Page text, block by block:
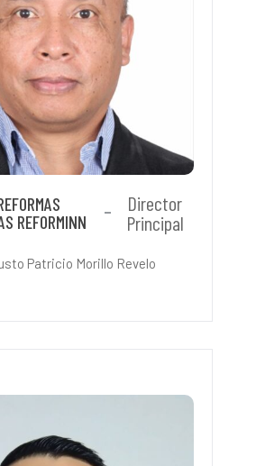
REFORMINN
Director
Principal
Patricio Morillo Revelo